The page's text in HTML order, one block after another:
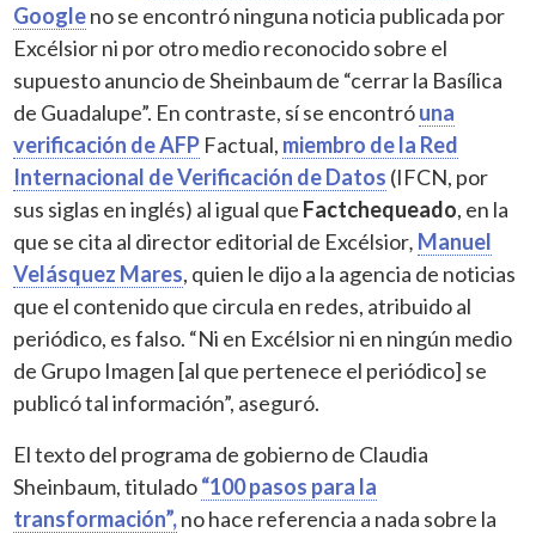
Googleno se encontró ninguna noticia publicada por
Excélsior ni por otro medio reconocido sobre el
supuesto anuncio de Sheinbaum de “cerrar la Basílica
de Guadalupe”. En contraste, sí se encontróuna
verificación de AFP Factual, miembro de la Red
Internacional de Verificación de Datos (IFCN, por
sus siglas en inglés) al igual que Factchequeado, en la
que se cita al director editorial de Excélsior, Manuel
Velásquez Mares, quien le dijo a la agencia de noticias
que el contenido que circula en redes, atribuido al
periódico, es falso. “Ni en Excélsior ni en ningún medio
de Grupo Imagen [al que pertenece el periódico] se
publicó tal información”, aseguró.
El texto del programa de gobierno de Claudia
Sheinbaum, titulado“100 pasos para la
transformación”,no hace referencia a nada sobre la